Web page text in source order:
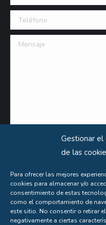
Gestionar
de las
Para ofrecer las mejores
cookies para almacenar y/o
consentimiento de estas
como el comportamiento de
este sitio. No consentir o retirar
negativamente a ciertas
Teléfono
Mensaje
Puede obtener información extensa
consultando nuestraPolítica de
Aceptas nuestrapolítica